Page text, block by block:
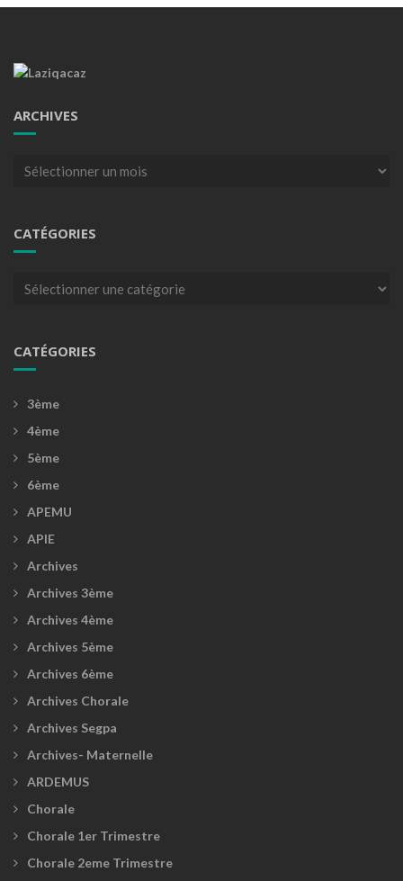
ARCHIVES
Archives
CATÉGORIES
Catégories
CATÉGORIES
3ème
4ème
5ème
6ème
APEMU
APIE
Archives
Archives 3ème
Archives 4ème
Archives 5ème
Archives 6ème
Archives Chorale
Archives Segpa
Archives- Maternelle
ARDEMUS
Chorale
Chorale 1er Trimestre
Chorale 2eme Trimestre